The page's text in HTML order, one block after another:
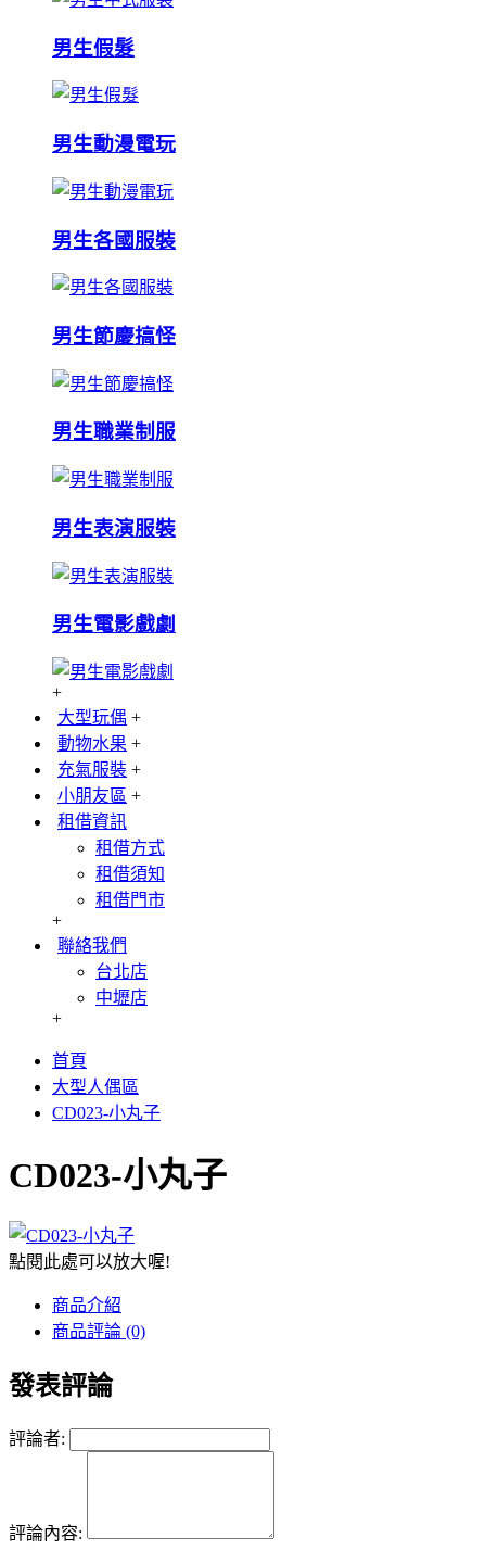
男生假髮
男生動漫電玩
男生各國服裝
男生節慶搞怪
男生職業制服
男生表演服裝
男生電影戲劇
+
大型玩偶 +
動物水果 +
充氣服裝 +
小朋友區 +
租借資訊
租借方式
租借須知
租借門市
+
聯絡我們
台北店
中壢店
+
首頁
大型人偶區
CD023-小丸子
CD023-小丸子
點閱此處可以放大喔!
商品介紹
商品評論 (0)
發表評論
評論者:
評論內容: